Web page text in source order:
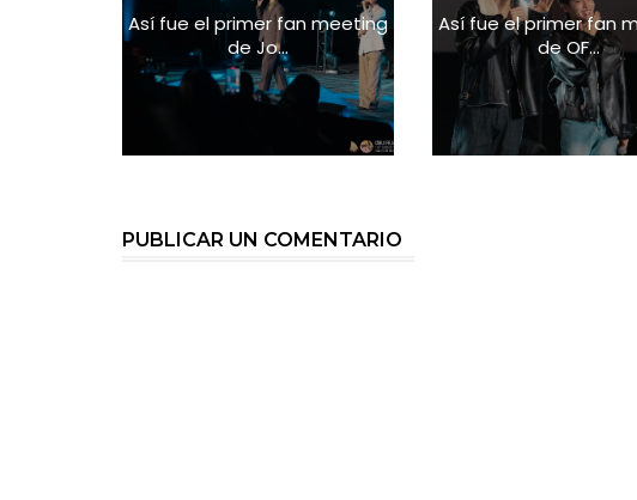
Así fue el primer fan meeting
de Jo...
Así fue el primer fan
de OF...
PUBLICAR UN COMENTARIO